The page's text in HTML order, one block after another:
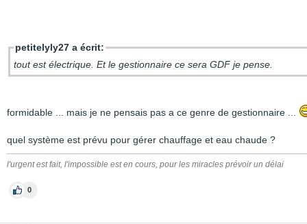
petitelyly27 a écrit:
tout est électrique. Et le gestionnaire ce sera GDF je pense.
formidable ... mais je ne pensais pas a ce genre de gestionnaire ...
quel système est prévu pour gérer chauffage et eau chaude ?
l'urgent est fait, l'impossible est en cours, pour les miracles prévoir un délai
0